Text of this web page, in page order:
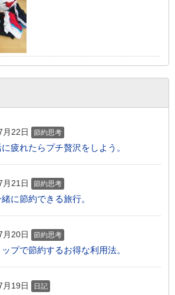
月22日 節約思考
疲れたらプチ贅沢をしよう。
月21日 節約思考
に節約できる旅行。
月20日 節約思考
プで節約するお得な利用法。
月19日 日記